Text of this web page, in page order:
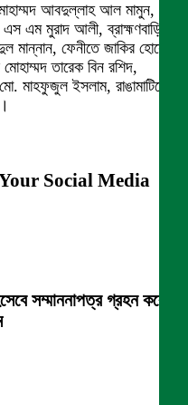
আবদুল্লাহ আল মামুন,
এম মুরাদ আলী, ব্রাহ্মণবাড়িয়ায়
মান্নান, ফেনীতে জাকির হোসেন,
তারেক বিন রশিদ,
মাহফুজুল ইসলাম, রাঙামাটিতে
Social Media
সম্মাননাপত্র গ্রহন করেন